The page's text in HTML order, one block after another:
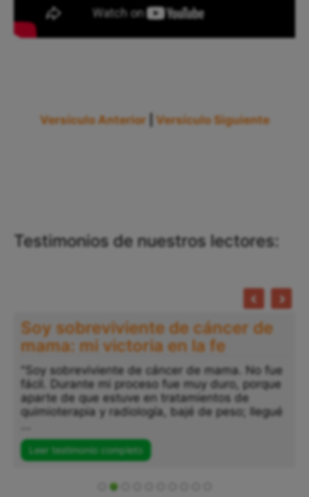
Versículo Anterior Versículo Siguiente
Testimonios de nuestros lectores:
Soy sobreviviente de cáncer de
mama: mi victoria en la fe
"Soy sobreviviente de cáncer de mama. No fue
fácil. Durante mi proceso fue muy duro, porque
aparte de que estuve en tratamientos de
quimioterapia y radiología, bajé de peso; llegué
Leer testimonio completo